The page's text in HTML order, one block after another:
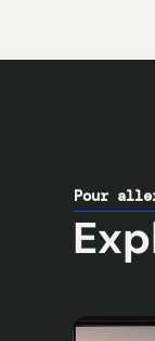
Pour